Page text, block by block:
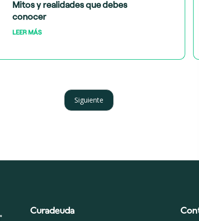
Mitos y realidades que debes
conocer
LEER MÁS
Siguiente
Curadeuda